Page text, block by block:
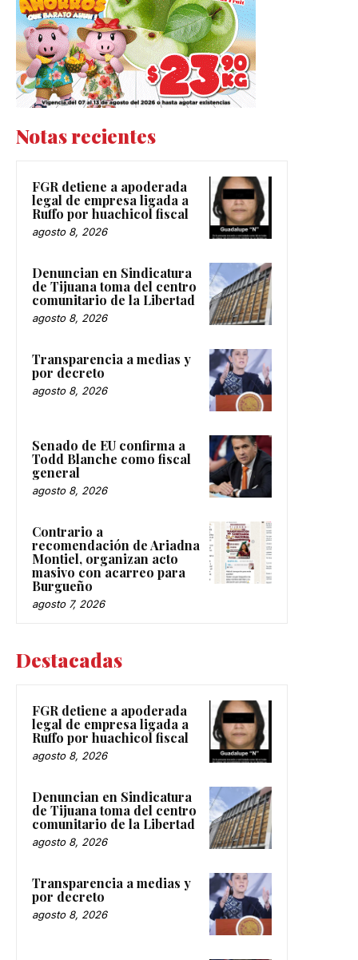
Notas recientes
FGR detiene a apoderada
legal de empresa ligada a
Ruffo por huachicol fiscal
agosto 8, 2026
Denuncian en Sindicatura
de Tijuana toma del centro
comunitario de la Libertad
agosto 8, 2026
Transparencia a medias y
por decreto
agosto 8, 2026
Senado de EU confirma a
Todd Blanche como fiscal
general
agosto 8, 2026
Contrario a
recomendación de Ariadna
Montiel, organizan acto
masivo con acarreo para
Burgueño
agosto 7, 2026
Destacadas
FGR detiene a apoderada
legal de empresa ligada a
Ruffo por huachicol fiscal
agosto 8, 2026
Denuncian en Sindicatura
de Tijuana toma del centro
comunitario de la Libertad
agosto 8, 2026
Transparencia a medias y
por decreto
agosto 8, 2026